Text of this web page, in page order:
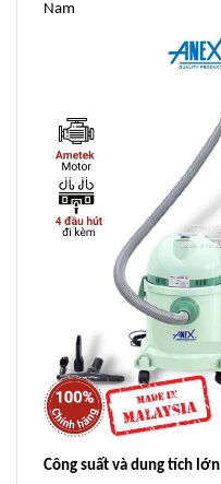
Nam
Công suất và dung tích lớn